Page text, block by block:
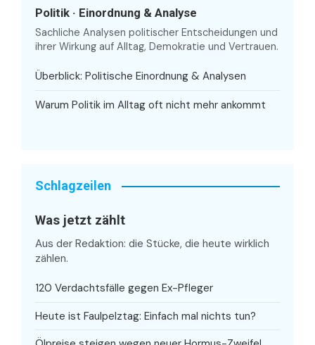
Politik · Einordnung & Analyse
Sachliche Analysen politischer Entscheidungen und
ihrer Wirkung auf Alltag, Demokratie und Vertrauen.
Überblick: Politische Einordnung & Analysen
Warum Politik im Alltag oft nicht mehr ankommt
Schlagzeilen
Was jetzt zählt
Aus der Redaktion: die Stücke, die heute wirklich
zählen.
120 Verdachtsfälle gegen Ex-Pfleger
Heute ist Faulpelztag: Einfach mal nichts tun?